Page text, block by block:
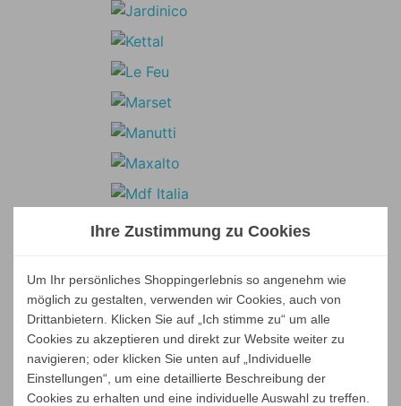
Ihre Zustimmung zu Cookies
Um Ihr persönliches Shoppingerlebnis so angenehm wie
möglich zu gestalten, verwenden wir Cookies, auch von
Drittanbietern. Klicken Sie auf „Ich stimme zu“ um alle
Cookies zu akzeptieren und direkt zur Website weiter zu
navigieren; oder klicken Sie unten auf „Individuelle
Einstellungen“, um eine detaillierte Beschreibung der
Cookies zu erhalten und eine individuelle Auswahl zu treffen.